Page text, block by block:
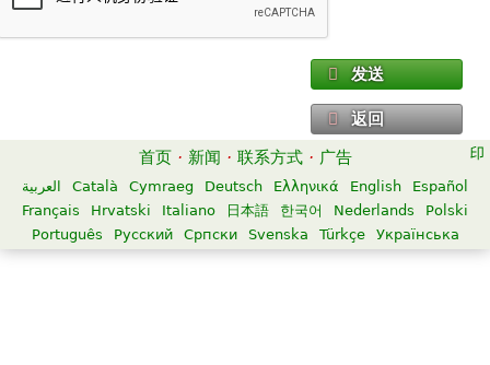
发送
返回
首页 · 新闻 · 联系方式 · 广告
العربية Català Cymraeg Deutsch Ελληνικά English
Español
Français
Hrvatski Italiano 日本語 한국어 Nederlands
Polski
Português
Русский Српски Svenska Türkçe Українська